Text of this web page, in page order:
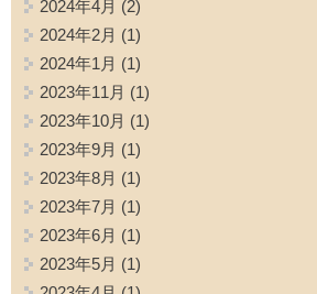
2024年4月 (2)
2024年2月 (1)
2024年1月 (1)
2023年11月 (1)
2023年10月 (1)
2023年9月 (1)
2023年8月 (1)
2023年7月 (1)
2023年6月 (1)
2023年5月 (1)